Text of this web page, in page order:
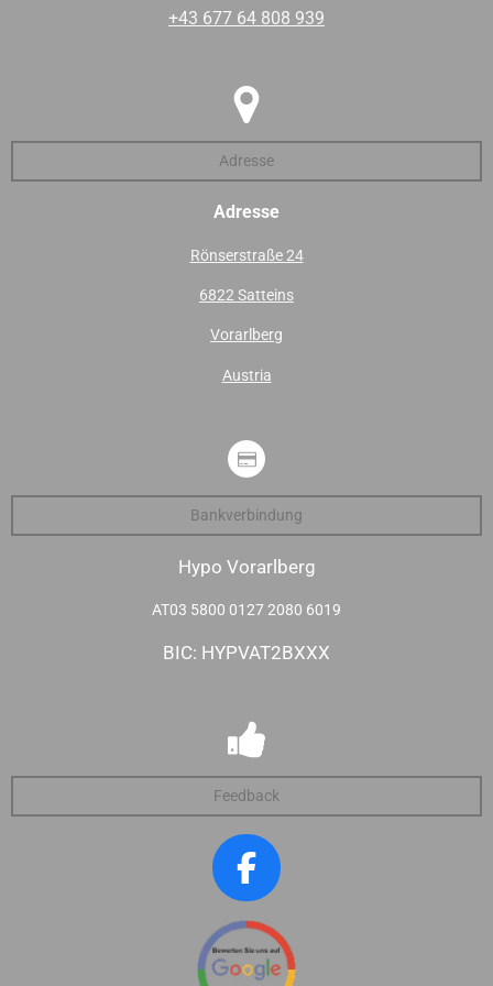
+43 677 64 808 939
Adresse
Adresse
Rönserstraße 24
6822 Satteins
Vorarlberg
Austria
Bankverbindung
Hypo Vorarlberg
AT03 5800 0127 2080 6019
BIC: HYPVAT2BXXX
Feedback
F
a
c
e